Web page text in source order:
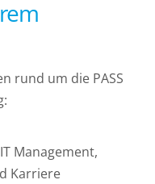
rund um die PASS
Management,
Karriere